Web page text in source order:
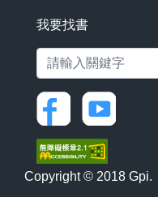
我要找書
Copyright © 2018 Gpi.